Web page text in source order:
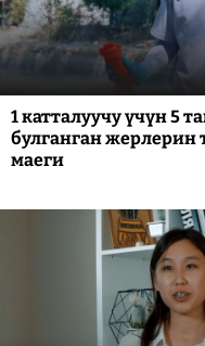
1 катталуучу үчүн 5
булганган жерлерин
маеги